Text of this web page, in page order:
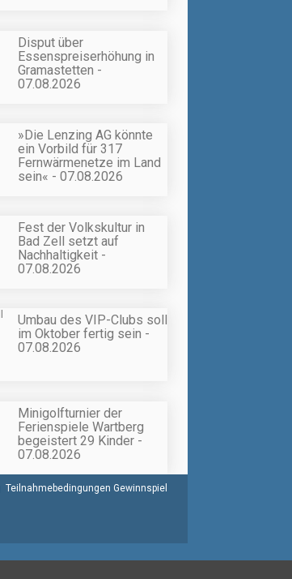
Disput über
Essenspreiserhöhung in
Gramastetten -
07.08.2026
»Die Lenzing AG könnte
ein Vorbild für 317
Fernwärmenetze im Land
sein« - 07.08.2026
Fest der Volkskultur in
Bad Zell setzt auf
Nachhaltigkeit -
07.08.2026
Umbau des VIP-Clubs soll
im Oktober fertig sein -
07.08.2026
Minigolfturnier der
Ferienspiele Wartberg
begeistert 29 Kinder -
07.08.2026
Teilnahmebedingungen Gewinnspiel